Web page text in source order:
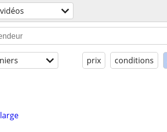
prix conditions